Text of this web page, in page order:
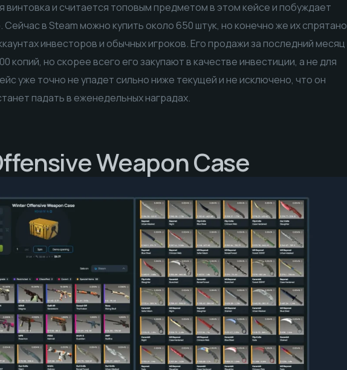
винтовка и считается топовым предметом в этом кейсе и побуждает
Сейчас в Steam можно купить около 650 штук, но конечно же их спрятано
инвесторов и обычных игроков. Его продажи за последний месяц
копий, но скорее всего его закупают в качестве инвестиции, а не для
уже точно не упадет сильно ниже текущей и не исключено, что он
падать в еженедельных наградах.
Weapon Case